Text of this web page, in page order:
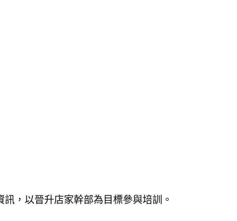
，以晉升店家幹部為目標參與培訓。